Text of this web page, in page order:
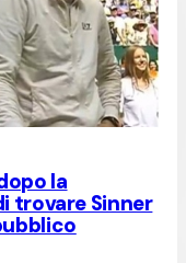
la
trovare Sinner